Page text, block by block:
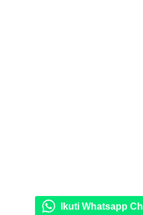
Ikuti Whatsapp